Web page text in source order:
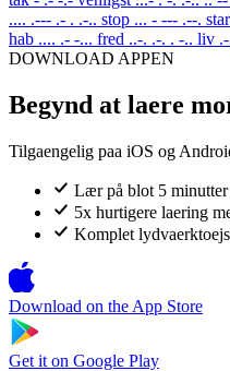
.... .--- .- . .-.. stop ... - --- .--.
hab .... .- -... fred ..-. .-. . -.. liv
DOWNLOAD APPEN
Begynd at laere
Tilgaengelig paa iOS og
Lær på blot 5 minutter
5x hurtigere laering
Komplet
Download on the App Store
Get it on Google Play